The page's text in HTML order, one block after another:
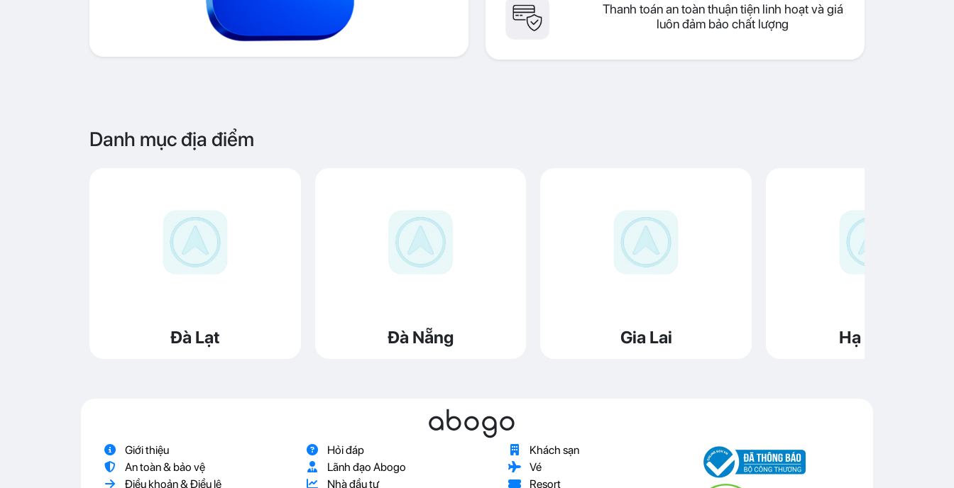
Thanh toán an toàn thuận tiện linh hoạt và giá
luôn đảm bảo chất lượng
Danh mục địa điểm
Đà Lạt Đà Nẵng Gia Lai Hạ Long
abogo
Giới thiệu
An toàn & bảo vệ
Điều khoản & Điều lệ
Hỏi đáp
Lãnh đạo Abogo
Nhà đầu tư
Khách sạn
Vé
Resort